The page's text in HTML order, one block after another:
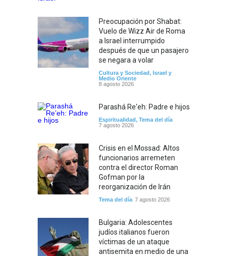
Preocupación por Shabat:
Vuelo de Wizz Air de Roma
a Israel interrumpido
después de que un pasajero
se negara a volar
Cultura y Sociedad, Israel y
Medio Oriente
8 agosto 2026
Parashá Re'eh: Padre e hijos
Espiritualidad, Tema del día
7 agosto 2026
Crisis en el Mossad: Altos
funcionarios arremeten
contra el director Roman
Gofman por la
reorganización de Irán
Tema del día 7 agosto 2026
Bulgaria: Adolescentes
judíos italianos fueron
víctimas de un ataque
antisemita en medio de una